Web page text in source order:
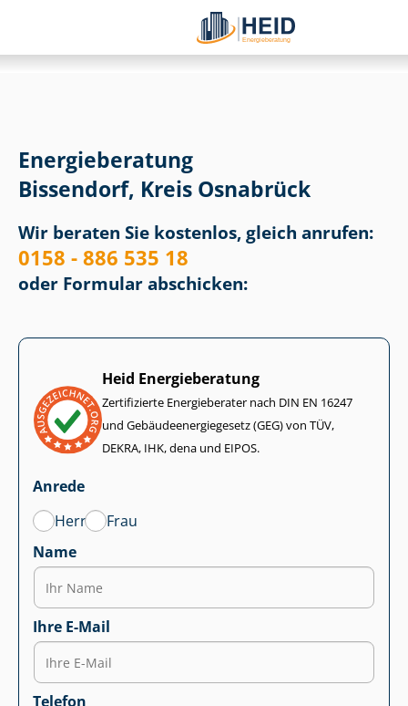
Energieberatung
Bissendorf, Kreis Osnabrück
Wir beraten Sie kostenlos, gleich anrufen:
0158 - 886 535 18
oder Formular abschicken:
Heid Energieberatung
Zertifizierte Energieberater nach DIN EN 16247
und Ge­bäu­de­en­er­gie­ge­setz (GEG) von TÜV,
DEKRA, IHK, dena und EIPOS.
Anrede
Herr
Frau
Name
Ihre E-Mail
Telefon